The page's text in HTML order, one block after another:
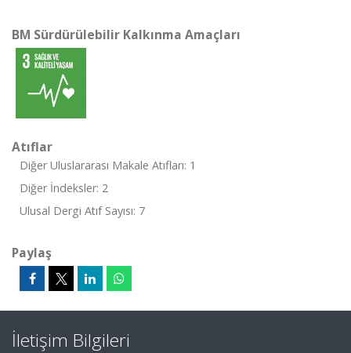
BM Sürdürülebilir Kalkınma Amaçları
Atıflar
Diğer Uluslararası Makale Atıfları: 1
Diğer İndeksler: 2
Ulusal Dergi Atıf Sayısı: 7
Paylaş
İletişim Bilgileri